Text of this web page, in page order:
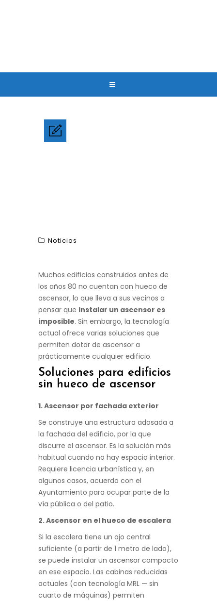
Noticias
Muchos edificios construidos antes de
los años 80 no cuentan con hueco de
ascensor, lo que lleva a sus vecinos a
pensar que instalar un ascensor es
imposible. Sin embargo, la tecnología
actual ofrece varias soluciones que
permiten dotar de ascensor a
prácticamente cualquier edificio.
Soluciones para edificios
sin hueco de ascensor
1. Ascensor por fachada exterior
Se construye una estructura adosada a
la fachada del edificio, por la que
discurre el ascensor. Es la solución más
habitual cuando no hay espacio interior.
Requiere licencia urbanística y, en
algunos casos, acuerdo con el
Ayuntamiento para ocupar parte de la
vía pública o del patio.
2. Ascensor en el hueco de escalera
Si la escalera tiene un ojo central
suficiente (a partir de 1 metro de lado),
se puede instalar un ascensor compacto
en ese espacio. Las cabinas reducidas
actuales (con tecnología MRL — sin
cuarto de máquinas) permiten